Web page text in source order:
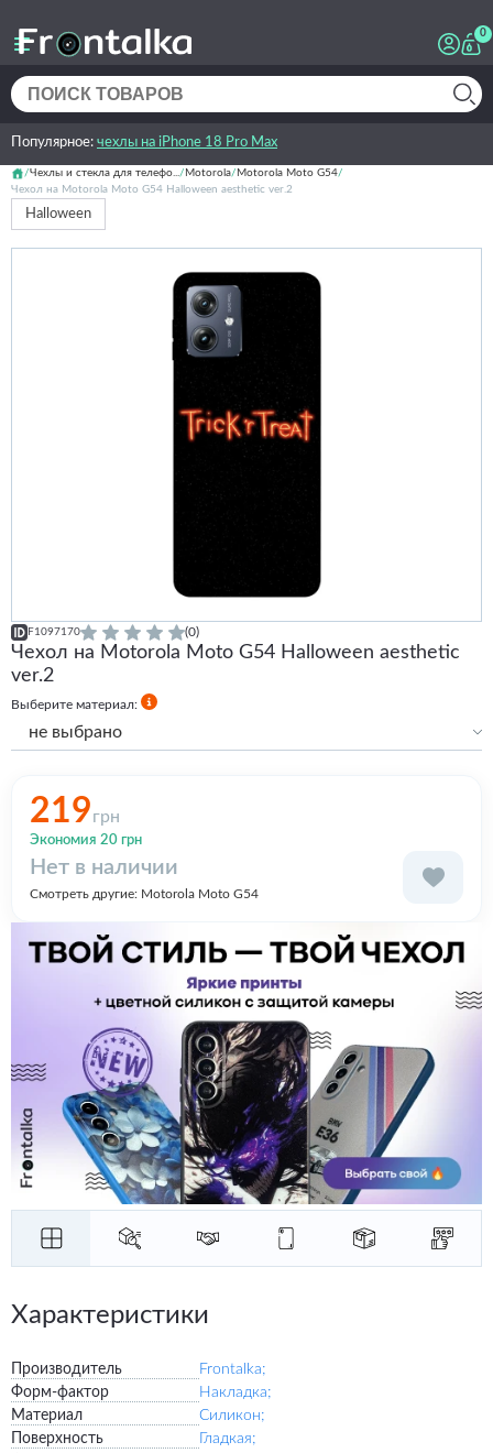
0
Популярное: чехлы на iPhone 18 Pro Max
Чехлы и стекла для телефо... Motorola Motorola Moto G54
Чехол на Motorola Moto G54 Halloween aesthetic ver.2
Halloween
F1097170 (0)
Чехол на Motorola Moto G54 Halloween aesthetic
ver.2
Выберите материал:
не выбрано
Силиконовый с бортами
219грн
Экономия 20 грн
Нет в наличии
Смотреть другие: Motorola Moto G54
Характеристики
Производитель
Frontalka;
Форм-фактор
Накладка;
Материал
Силикон;
Поверхность
Гладкая;